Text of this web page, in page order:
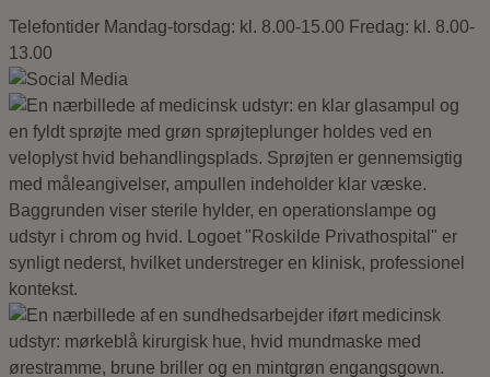
Telefontider Mandag-torsdag: kl. 8.00-15.00 Fredag: kl. 8.00-
13.00